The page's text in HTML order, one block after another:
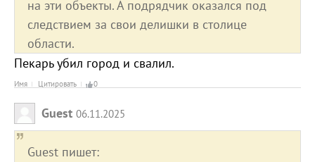
на эти объекты. А подрядчик оказался под
следствием за свои делишки в столице
области.
Пекарь убил город и свалил.
Имя Цитировать 0
Guest 06.11.2025
Guest пишет: